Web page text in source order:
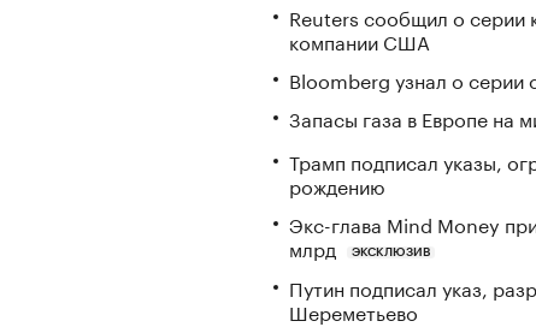
Reuters сообщил о серии
компании США
Bloomberg узнал о
Запасы газа в Европе на
Трамп подписал указы,
рождению
Экс-глава Mind Money
млрд
ЭКСКЛЮЗИВ
Путин подписал указ,
Шереметьево